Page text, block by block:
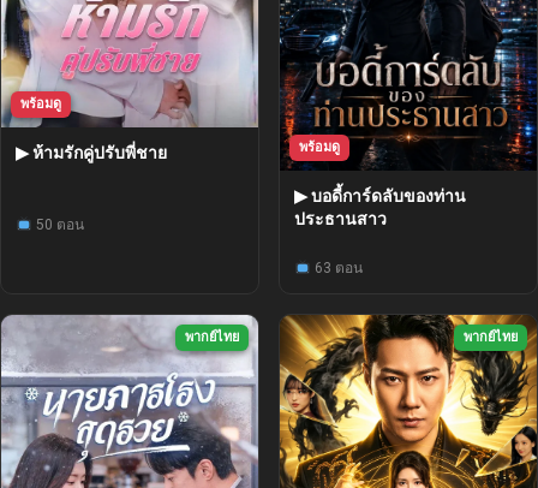
พร้อมดู
▶ ห้ามรักคู่ปรับพี่ชาย
50 ตอน
พร้อมดู
▶ บอดี้การ์ดลับของท่าน
ประธานสาว
63 ตอน
พากย์ไทย พากย์ไทย